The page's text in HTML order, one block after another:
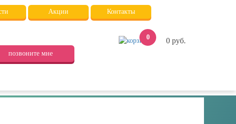
Акции Контакты
позвоните мне
0 0 руб.